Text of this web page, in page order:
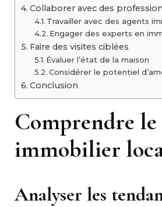
Collaborer avec des
Travailler avec des agents
Engager des experts en
Faire des visites ciblées
Évaluer l’état de la maison
Considérer le potentiel
Conclusion
Comprendre
immobilier
Analyser les